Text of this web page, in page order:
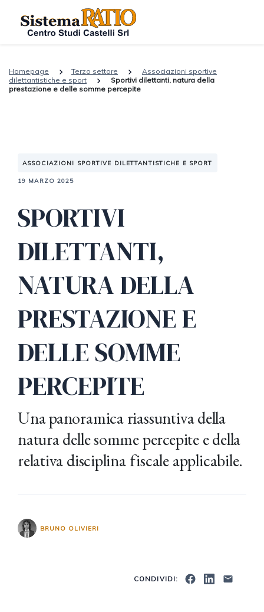
Homepage Terzo settore
Associazioni sportive
dilettantistiche e sport
Sportivi dilettanti, natura della
prestazione e delle somme percepite
ASSOCIAZIONI SPORTIVE DILETTANTISTICHE E SPORT
19 MARZO 2025
SPORTIVI
DILETTANTI,
NATURA DELLA
PRESTAZIONE E
DELLE SOMME
PERCEPITE
Una panoramica riassuntiva della
natura delle somme percepite e della
relativa disciplina fiscale applicabile.
BRUNO OLIVIERI
CONDIVIDI: